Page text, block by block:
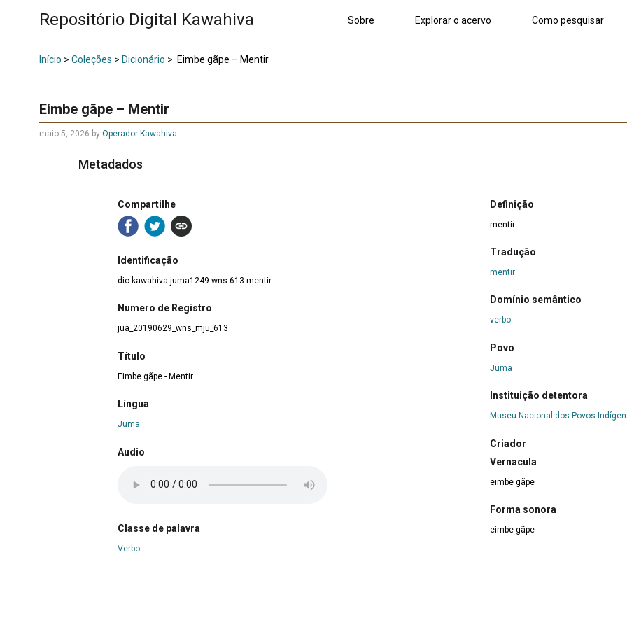
Repositório Digital Kawahiva Sobre Explorar o acervo Como pesquisar
Início > Coleções > Dicionário > Eimbe gãpe – Mentir
Eimbe gãpe – Mentir
maio 5, 2026 by Operador Kawahiva
Metadados
Compartilhe
Identificação
dic-kawahiva-juma1249-wns-613-mentir
Numero de Registro
jua_20190629_wns_mju_613
Título
Eimbe gãpe - Mentir
Língua
Juma
Audio
Classe de palavra
Verbo
Definição
mentir
Tradução
mentir
Domínio semântico
verbo
Povo
Juma
Instituição detentora
Museu Nacional dos Povos
Criador
Vernacula
eimbe gãpe
Forma sonora
eimbe gãpe